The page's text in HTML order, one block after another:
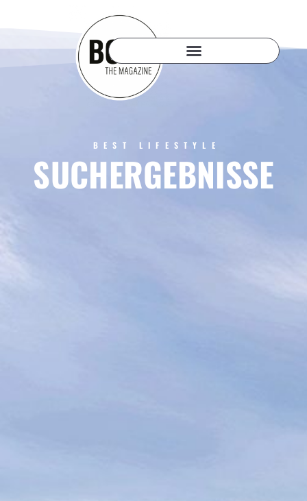
BEST LIFESTYLE
SUCHERGEBNISSE